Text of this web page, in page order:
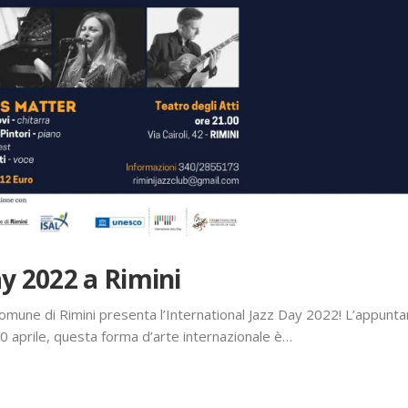
2022 a Rimini
di Rimini presenta l’International Jazz Day 2022!
aprile, questa forma d’arte internazionale è…